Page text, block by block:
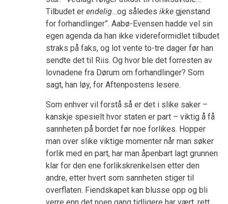
Tilbudet er endelig…og således ikke gjenstand
for forhandlinger”. Aabø-Evensen hadde vel sin
egen agenda da han ikke videreformidlet tilbudet
straks på faks, og lot vente to-tre dager før han
sendte det til Riis. Og hvor ble det forresten av
lovnadene fra Dørum om forhandlinger? Som
sagt, han løy, for Aftenpostens lesere.
Som enhver vil forstå så er det i slike saker –
kanskje spesielt hvor staten er part – viktig å få
sannheten på bordet før noe forlikes. Hopper
man over slike viktige momenter når man søker
forlik med en part, har man åpenbart lagt grunnen
klar for den ene forlikskrenkelsen etter den
andre, etter hvert som sannheten stiger til
overflaten. Fiendskapet kan blusse opp og bli